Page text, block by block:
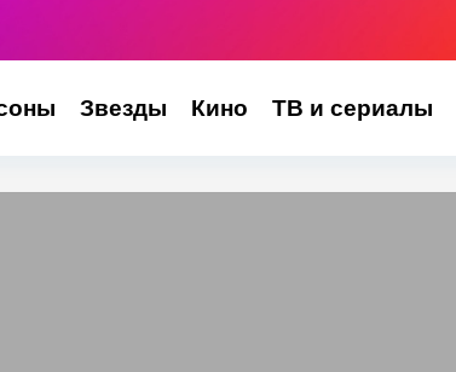
Звезды Кино ТВ и сериалы